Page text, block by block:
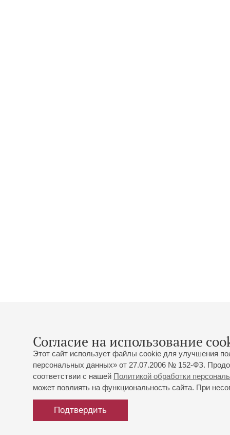
Согласие на использование
Этот сайт использует файлы cookie для улучшения
персональных данных» от 27.07.2006 № 152-ФЗ.
соответствии с нашей Политикой обработки
может повлиять на функциональность сайта. При
Подтвердить